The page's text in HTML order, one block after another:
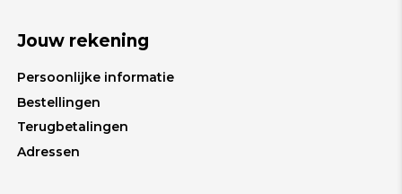
Jouw rekening
Persoonlijke informatie
Bestellingen
Terugbetalingen
Adressen